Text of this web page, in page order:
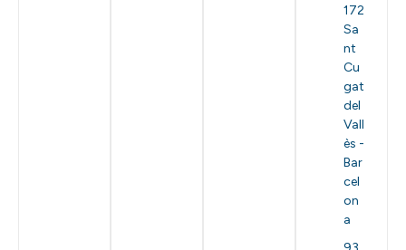
172
Sa
nt
Cu
gat
del
Vall
ès -
Bar
cel
on
a